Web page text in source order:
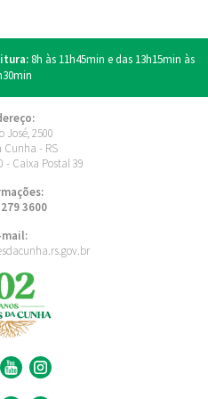
8h às 11h45min e das 13h15min às
José, 2500
Cunha - RS
- Caixa Postal 39
3600
mail: